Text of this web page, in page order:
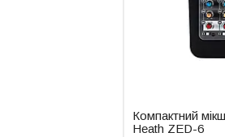
Компактний
Heath ZED-6